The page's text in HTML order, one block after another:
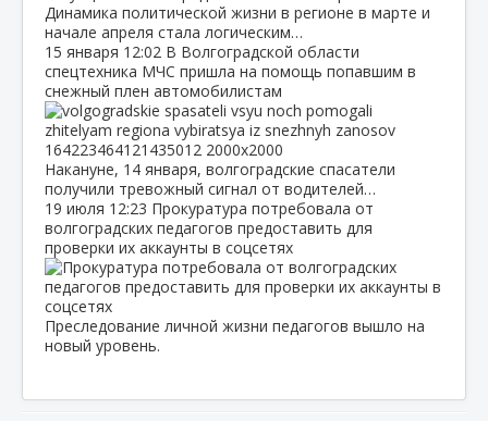
Динамика политической жизни в регионе в марте и
начале апреля стала логическим…
15 января 12:02 В Волгоградской области
спецтехника МЧС пришла на помощь попавшим в
снежный плен автомобилистам
Накануне, 14 января, волгоградские спасатели
получили тревожный сигнал от водителей…
19 июля 12:23 Прокуратура потребовала от
волгоградских педагогов предоставить для
проверки их аккаунты в соцсетях
Преследование личной жизни педагогов вышло на
новый уровень.